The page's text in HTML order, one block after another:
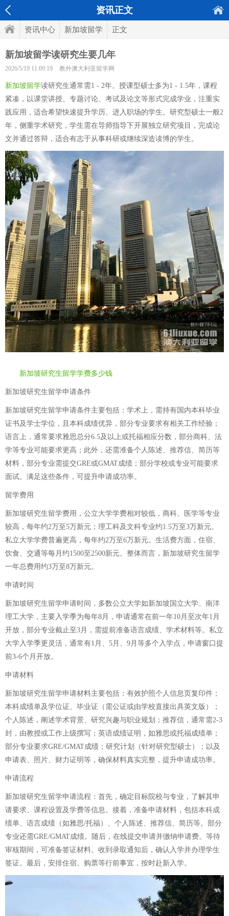
资讯正文
资讯中心 新加坡留学 正文
新加坡留学读研究生要几年
2026/5/19 11:09:19 教外澳大利亚留学网
新加坡留学读研究生通常需1 - 2年。授课型硕士多为1 - 1.5年，课程
紧凑，以课堂讲授、专题讨论、考试及论文等形式完成学业，注重实
践应用，适合希望快速提升学历、进入职场的学生。研究型硕士一般2
年，侧重学术研究，学生需在导师指导下开展独立研究项目，完成论
文并通过答辩，适合有志于从事科研或继续深造读博的学生。
新加坡研究生留学学费多少钱
新加坡研究生留学申请条件
新加坡研究生留学申请条件主要包括：学术上，需持有国内本科毕业
证书及学士学位，且本科成绩优异，部分专业要求有相关工作经验；
语言上，通常要求雅思总分6.5及以上或托福相应分数，部分商科、法
学等专业可能要求更高；此外，还需准备个人陈述、推荐信、简历等
材料，部分专业需提交GRE或GMAT成绩；部分学校或专业可能要求
面试。满足这些条件，可提升申请成功率。
留学费用
新加坡研究生留学费用，公立大学学费相对较低，商科、医学等专业
较高，每年约2万至5万新元；理工科及文科专业约1.5万至3万新元。
私立大学学费普遍更高，每年约2万至6万新元。生活费方面，住宿、
饮食、交通等每月约1500至2500新元。整体而言，新加坡研究生留学
一年总费用约3万至8万新元。
申请时间
新加坡研究生留学申请时间，多数公立大学如新加坡国立大学、南洋
理工大学，主要入学季为每年8月，申请通常在前一年10月至次年1月
开放，部分专业截止至3月，需提前准备语言成绩、学术材料等。私立
大学入学季更灵活，通常有1月、5月、9月等多个入学点，申请窗口提
前3-6个月开放。
申请材料
新加坡研究生留学申请材料主要包括：有效护照个人信息页复印件；
本科成绩单及学位证、毕业证（需公证或由学校直接出具英文版）；
个人陈述，阐述学术背景、研究兴趣与职业规划；推荐信，通常需2-3
封，由教授或工作上级撰写；英语成绩证明，如雅思或托福成绩单；
部分专业要求GRE/GMAT成绩；研究计划（针对研究型硕士）；以及
申请表、照片、财力证明等，确保材料真实完整，提升申请成功率。
申请流程
新加坡研究生留学申请流程：首先，确定目标院校与专业，了解其申
请要求、课程设置及学费等信息。接着，准备申请材料，包括本科成
绩单、语言成绩（如雅思/托福）、个人陈述、推荐信、简历等。部分
专业还需GRE/GMAT成绩。随后，在线提交申请并缴纳申请费。等待
审核期间，可准备签证材料。收到录取通知后，确认入学并办理学生
签证。最后，安排住宿、购票等行前事宜，按时赴新入学。